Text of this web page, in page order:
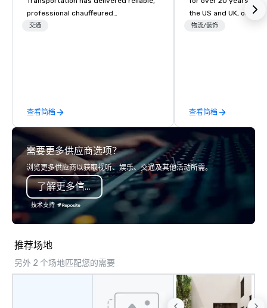
professional chauffeured
transportation solutions for corporate
partner network. We are committed to
delivering high-quality ground
transportation that meets the
standards of today’s corporate travel
and meetings programs—prioritizing
safety, punctuality, consistency, and
service excellence. Our experienced
team and attention to detail ensure a
dependable, polished experience for
every trip, earning the long-term trust
and meeting planners alike.
交通
查看简档
the US and UK, our audiovisual and
production company
are perfectly planned
Our team
stakeholders and
create meaningful
attendee
so your events leave
物流/装饰
查看简档
需要更多供应商选项？
浏览更多供应商以获取视听、娱乐、交通及其他活动所需。
了解更多信息
技术支持
推荐场地
另外 2 个场地匹配您的需要